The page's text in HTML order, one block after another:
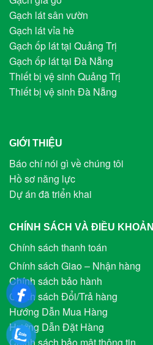
Gạch lát sân vườn
Gạch lát vỉa hè
Gạch ốp lát tại Quảng Trị
Gạch ốp lát tại Đà Nẵng
Thiết bị vệ sinh Quảng Trị
Thiết bị vệ sinh Đà Nẵng
GIỚI THIỆU
Báo chí nói gì về chúng tôi
Hồ sơ năng lực
Dự án đã triển khai
CHÍNH SÁCH VÀ ĐIỀU KHOẢN
Chính sách thanh toán
Chính sách Giao – Nhận hàng
Chính sách bảo hành
Chính sách Đổi/Trả hàng
Hướng Dẫn Mua Hàng
Hướng Dẫn Đặt Hàng
Chính sách bảo mật thông tin